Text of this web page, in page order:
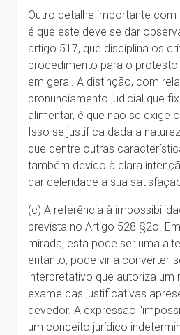
Outro detalhe importante
é que este deve se dar
artigo 517, que disciplina os
procedimento para o
em geral. A distinção, com
pronunciamento judicial que
alimentar, é que não se exige
Isso se justifica dada a
que dentre outras
também devido à clara
dar celeridade a sua
(c) A referência à
prevista no Artigo 528 §2o.
mirada, esta pode ser uma
entanto, pode vir a converter-
interpretativo que autoriza um
exame das justificativas
devedor. A expressão
um conceito jurídico